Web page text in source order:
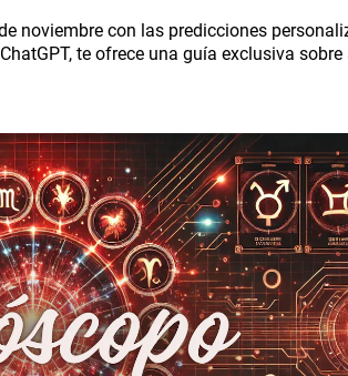
noviembre con las predicciones
te ofrece una guía exclusiva